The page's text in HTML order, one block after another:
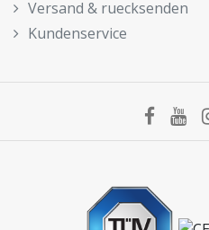
Versand & ruecksenden
Kundenservice